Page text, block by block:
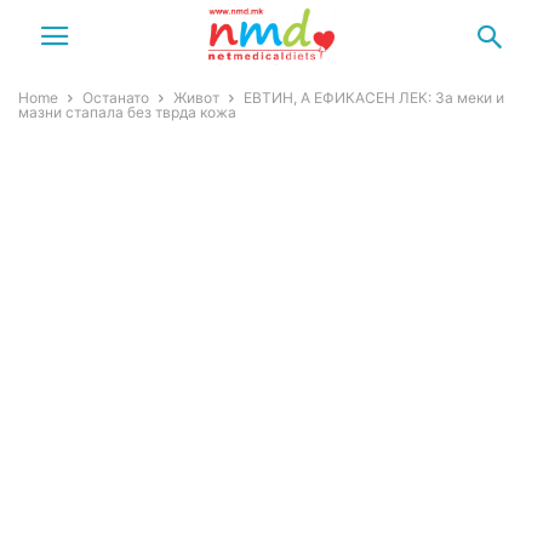
Home Останато Живот
ЕВТИН, А ЕФИКАСЕН ЛЕК: За меки и
мазни стапала без тврда кожа